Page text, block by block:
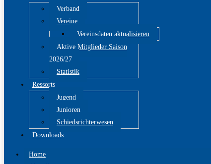
Verband
Vereine
Vereinsdaten aktualisieren
Aktive Mitglieder Saison
2026/27
Statistik
Ressorts
Jugend
Junioren
Schiedsrichterwesen
Downloads
Home